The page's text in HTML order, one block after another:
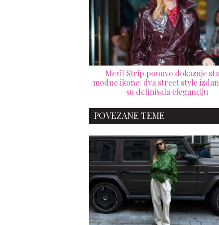
Meril Strip ponovo dokazuje
modne ikone: dva street style
su definisala eleganciju
POVEZANE TEME